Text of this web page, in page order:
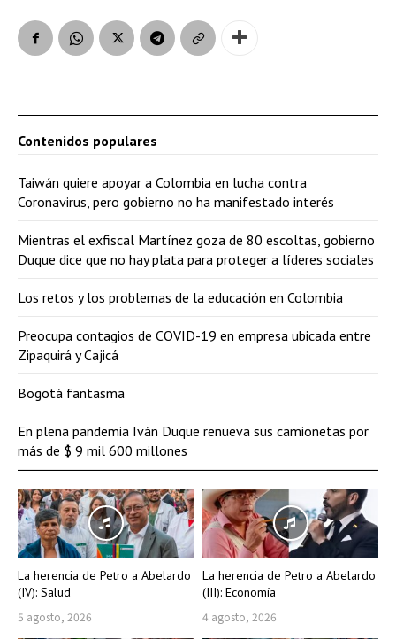
La herencia de Petro a Abelardo
(IV): Salud
5 agosto, 2026
La herencia de Petro a Abelardo
(III): Economía
4 agosto, 2026
Contenidos populares
Taiwán quiere apoyar a Colombia en lucha contra
Coronavirus, pero gobierno no ha manifestado interés
Mientras el exfiscal Martínez goza de 80 escoltas, gobierno
Duque dice que no hay plata para proteger a líderes sociales
Los retos y los problemas de la educación en Colombia
Preocupa contagios de COVID-19 en empresa ubicada entre
Zipaquirá y Cajicá
Bogotá fantasma
En plena pandemia Iván Duque renueva sus camionetas por
más de $ 9 mil 600 millones